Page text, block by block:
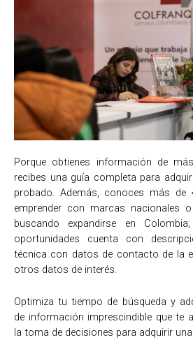
Porque obtienes información de
recibes una guía completa para
probado. Además, conoces más de
emprender con marcas nacionales
buscando expandirse en
oportunidades cuenta con
técnica con datos de contacto de la
otros datos de interés.
Optimiza tu tiempo de búsqueda y
de información imprescindible que te
la toma de decisiones para adquirir